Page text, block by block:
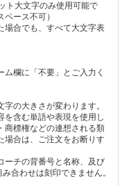
ト大文字のみ使用可能で
ース不可）
場合でも、すべて大文字表
欄に「不要」とご入力く
の大きさが変わります。
含む単語や表現を使用し
商標権などの連想される類
場合は、ご注文をお断りす
チの背番号と名称、及び
合わせは刻印できません。